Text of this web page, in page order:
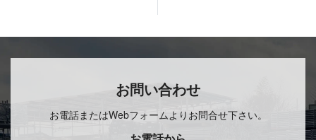
お問 い 合 わ せ
お電話またはWebフォームよりお問合せ 下 さ い 。